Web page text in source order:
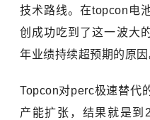
技术路线。在topcon电
创成功吃到了这一波大
年业绩持续超预期的原因
Topcon对perc极速替代
产能扩张，结果就是到